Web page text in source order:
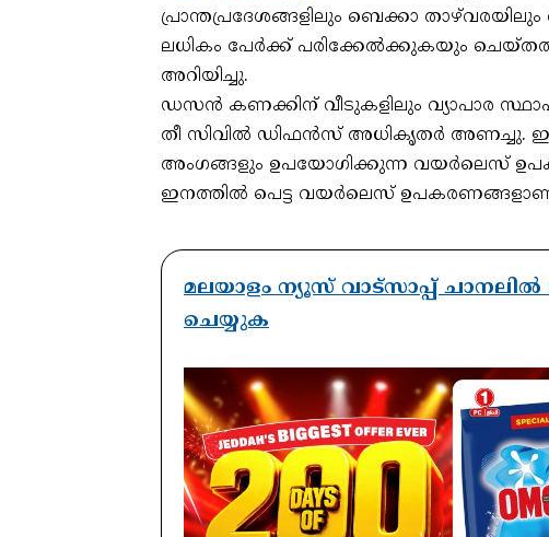
പ്രാന്തപ്രദേശങ്ങളിലും ബെക്കാ
ലധികം പേർക്ക് പരിക്കേൽക്കുകയും
അറിയിച്ചു.
ഡസന്‍ കണക്കിന് വീടുകളിലും വ്യാപാര
തീ സിവില്‍ ഡിഫന്‍സ് അധികൃതര്‍ അണച്ചു.
അംഗങ്ങളും ഉപയോഗിക്കുന്ന വയര്‍ലെസ്
ഇനത്തില്‍ പെട്ട വയര്‍ലെസ് ഉപകരണങ്ങളാണ്
മലയാളം ന്യൂസ് വാട്സാപ്പ്
ചെയ്യുക